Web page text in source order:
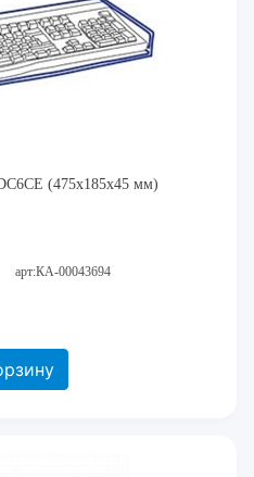
(475х185х45 мм)
арт:КА-00043694